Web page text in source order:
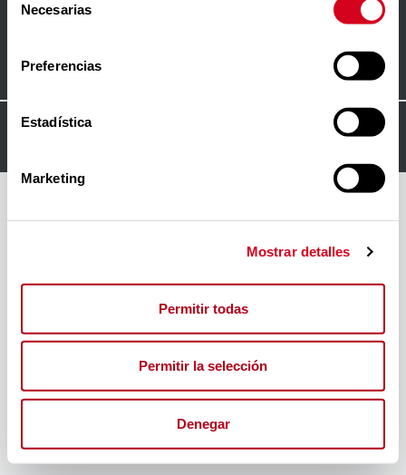
Necesarias
Preferencias
Estadística
Marketing
Mostrar detalles
Permitir todas
Permitir la selección
Denegar
Política de cookies
© 2024FORO INSERTA RESPONSABLE